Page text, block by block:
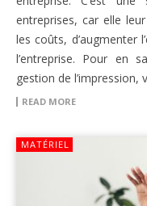
entreprises, car elle
les coûts, d’augmenter
l’entreprise. Pour en
gestion de l’impression,
READ MORE
MATÉRIEL